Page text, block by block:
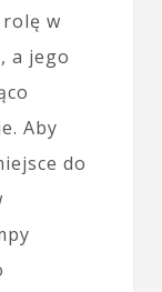
w
a jego
Aby
do